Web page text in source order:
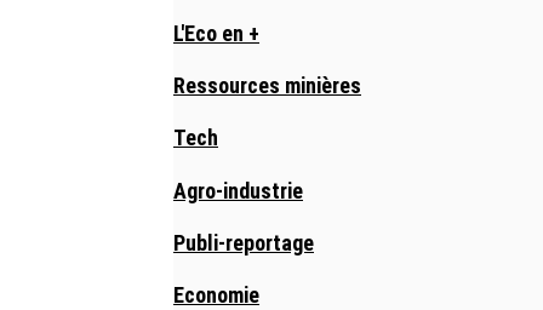
L'Eco en +
Ressources minières
Tech
Agro-industrie
Publi-reportage
Economie